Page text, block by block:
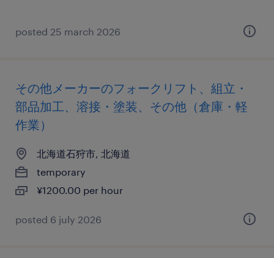
posted 25 march 2026
その他メーカーのフォークリフト、組立・
部品加工、溶接・塗装、その他（倉庫・軽
作業）
北海道石狩市, 北海道
temporary
¥1200.00 per hour
posted 6 july 2026